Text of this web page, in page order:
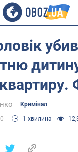
Кримінал
1 хвилина